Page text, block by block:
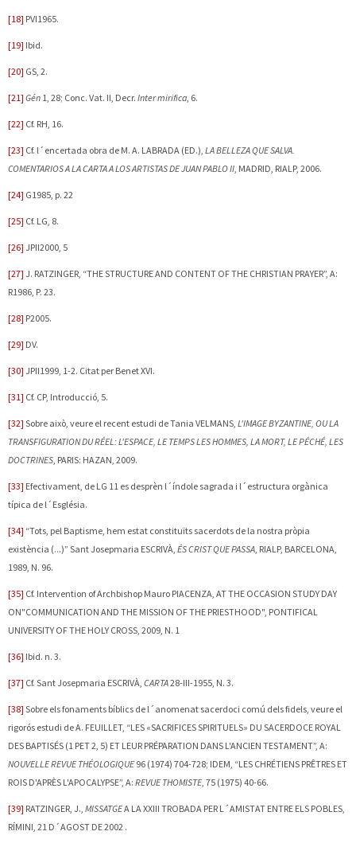
[18] PVI1965.
[19] Ibid.
[20] GS, 2.
[21] Gén 1, 28; Conc. Vat. II, Decr. Inter mirifica, 6.
[22] Cf. RH, 16.
[23] Cf. l´encertada obra de M. A. LABRADA (ED.), LA BELLEZA QUE SALVA.
COMENTARIOS A LA CARTA A LOS ARTISTAS DE JUAN PABLO II, MADRID, RIALP, 2006.
[24] G1985, p. 22
[25] Cf. LG, 8.
[26] JPII2000, 5
[27] J. RATZINGER, “THE STRUCTURE AND CONTENT OF THE CHRISTIAN PRAYER”, A:
R1986, P. 23.
[28] P2005.
[29] DV.
[30] JPII1999, 1-2. Citat per Benet XVI.
[31] Cf. CP, Introducció, 5.
[32] Sobre això, veure el recent estudi de Tania VELMANS, L'IMAGE BYZANTINE, OU LA
TRANSFIGURATION DU RÉEL: L'ESPACE, LE TEMPS LES HOMMES, LA MORT, LE PÉCHÉ, LES
DOCTRINES, PARIS: HAZAN, 2009.
[33] Efectivament, de LG 11 es desprèn l´índole sagrada i l´estructura orgànica
típica de l´Església.
[34] “Tots, pel Baptisme, hem estat constituïts sacerdots de la nostra pròpia
existència (...)” Sant Josepmaria ESCRIVÀ, ÉS CRIST QUE PASSA, RIALP, BARCELONA,
1989, N. 96.
[35] Cf. Intervention of Archbishop Mauro PIACENZA, AT THE OCCASION STUDY DAY
ON"COMMUNICATION AND THE MISSION OF THE PRIESTHOOD", PONTIFICAL
UNIVERSITY OF THE HOLY CROSS, 2009, N. 1
[36] Ibid. n. 3.
[37] Cf. Sant Josepmaria ESCRIVÀ, CARTA28-III-1955, N. 3.
[38] Sobre els fonaments bíblics de l´anomenat sacerdoci comú dels fidels, veure el
rigorós estudi de A. FEUILLET, “LES «SACRIFICES SPIRITUELS» DU SACERDOCE ROYAL
DES BAPTISÉS (1 PET 2, 5) ET LEUR PRÉPARATION DANS L'ANCIEN TESTAMENT”, A:
NOUVELLE REVUE THÉOLOGIQUE96 (1974) 704-728; IDEM, “LES CHRÉTIENS PRÊTRES ET
ROIS D'APRÈS L'APOCALYPSE”, A: REVUE THOMISTE, 75 (1975) 40-66.
[39] RATZINGER, J., MISSATGEA LA XXIII TROBADA PER L´AMISTAT ENTRE ELS POBLES,
RÍMINI, 21 D´AGOST DE 2002 .